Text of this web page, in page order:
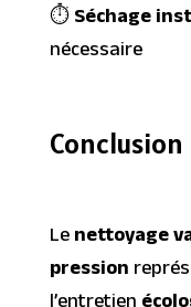
⏱️Séchage
nécessaire
Conclusion
Lenettoyage
pression